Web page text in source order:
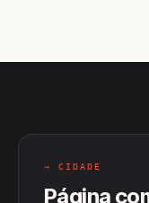
→ CIDADE
Página